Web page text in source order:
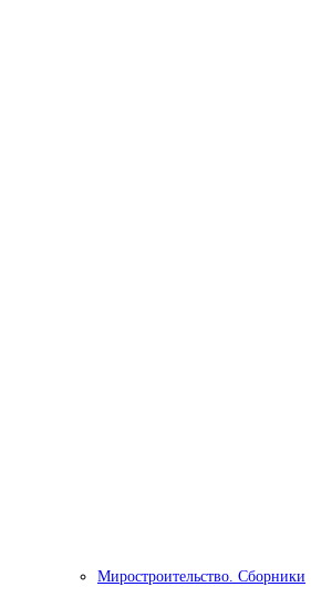
Миростроительство. Сборники